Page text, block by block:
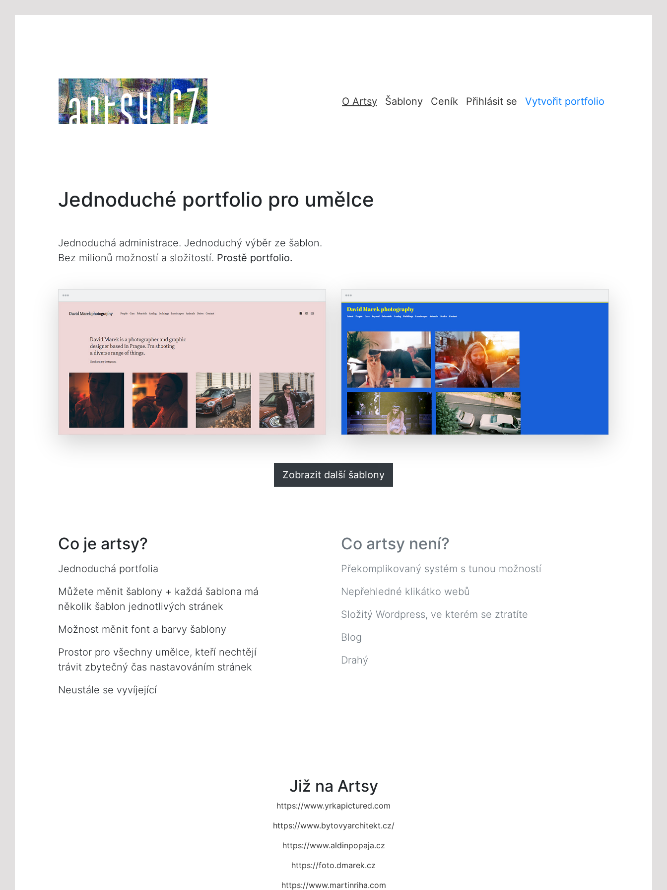
O Artsy Šablony Ceník Přihlásit se Vytvořit portfolio
Jednoduché portfolio pro umělce
Jednoduchá administrace. Jednoduchý výběr ze šablon.
Bez milionů možností a složitostí. Prostě portfolio.
Zobrazit další šablony
Co je artsy?
Jednoduchá portfolia
Můžete měnit šablony + každá šablona má
několik šablon jednotlivých stránek
Možnost měnit font a barvy šablony
Prostor pro všechny umělce, kteří nechtějí
trávit zbytečný čas nastavováním stránek
Neustále se vyvíjející
Co artsy není?
Překomplikovaný systém s tunou možností
Nepřehledné klikátko webů
Složitý Wordpress, ve kterém se ztratíte
Blog
Drahý
Již na Artsy
https://www.yrkapictured.com
https://www.bytovyarchitekt.cz/
https://www.aldinpopaja.cz
https://foto.dmarek.cz
https://www.martinriha.com